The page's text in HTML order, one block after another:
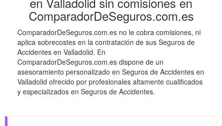
ComparadorDeSeguros.com.es
ComparadorDeSeguros.com.es no le cobra comisiones, ni
aplica sobrecostes en la contratación de sus Seguros de
Accidentes en Valladolid. En
ComparadorDeSeguros.com.es dispone de un
asesoramiento personalizado en Seguros de Accidentes en
Valladolid ofrecido por profesionales altamente cualificados
y especializados en Seguros de Accidentes.